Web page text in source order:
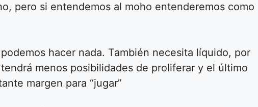
pero si entendemos al moho entenderemos como
hacer nada. También necesita líquido, por
menos posibilidades de proliferar y el último
margen para “jugar”